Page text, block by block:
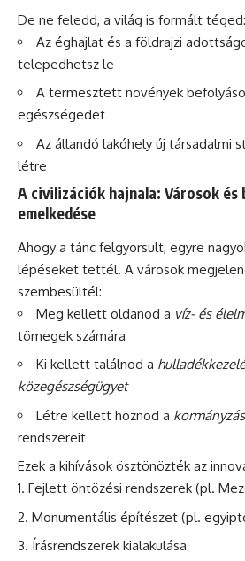
De ne feledd, a világ is formált téged:
Az éghajlat és a földrajzi
telepedhetsz le
A termesztett növények
egészségedet
Az állandó lakóhely új társadalmi
létre
A civilizációk hajnala: Városok és
emelkedése
Ahogy a tánc felgyorsult, egyre
lépéseket tettél. A városok
szembesültél:
Meg kellett oldanod a víz- és
tömegek számára
Ki kellett találnod a
közegészségügyet
Létre kellett hoznod a kormányzás
rendszereit
Ezek a kihívások ösztönözték az
Fejlett öntözési rendszerek (pl.
Monumentális építészet (pl.
Írásrendszerek kialakulása